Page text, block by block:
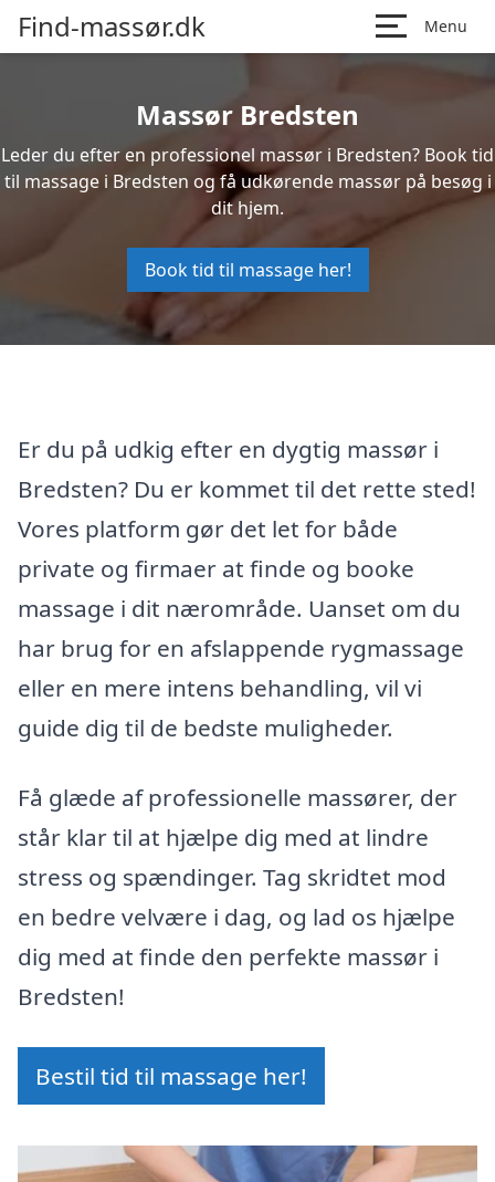
Find-massør.dk Menu
Massør Bredsten
Leder du efter en professionel massør i Bredsten? Book tid
til massage i Bredsten og få udkørende massør på besøg i
dit hjem.
Book tid til massage her!
Er du på udkig efter en dygtig massør i
Bredsten? Du er kommet til det rette sted!
Vores platform gør det let for både
private og firmaer at finde og booke
massage i dit nærområde. Uanset om du
har brug for en afslappende rygmassage
eller en mere intens behandling, vil vi
guide dig til de bedste muligheder.
Få glæde af professionelle massører, der
står klar til at hjælpe dig med at lindre
stress og spændinger. Tag skridtet mod
en bedre velvære i dag, og lad os hjælpe
dig med at finde den perfekte massør i
Bredsten!
Bestil tid til massage her!